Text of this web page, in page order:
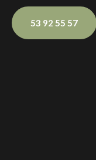
53 92 55 57